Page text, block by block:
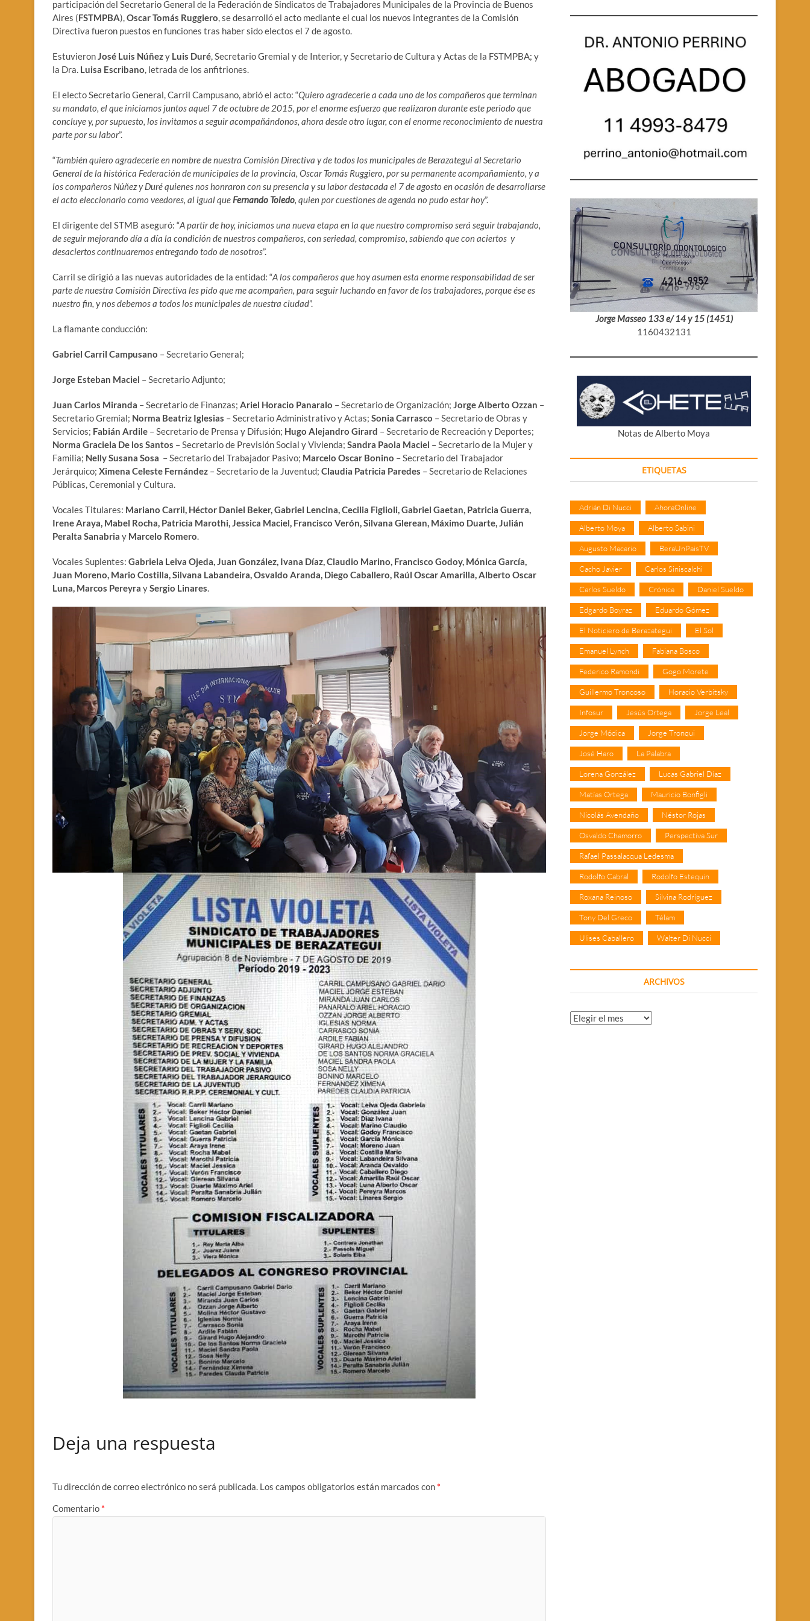
participación del Secretario General de la Federación de Sindicatos de Trabajadores Municipales de la Provincia de Buenos
Aires (FSTMPBA),Oscar Tomás Ruggiero, se desarrolló el acto mediante el cual los nuevos integrantes de la Comisión
Directiva fueron puestos en funciones tras haber sido electos el 7 de agosto.
EstuvieronJosé Luis Núñezy Luis Duré, Secretario Gremial y de Interior, y Secretario de Cultura y Actas de la FSTMPBA; y
la Dra. Luisa Escribano, letrada de los anfitriones.
El electo Secretario General, Carril Campusano, abrió el acto: “Quiero agradecerle a cada uno de los compañeros que terminan
su mandato, el que iniciamos juntos aquel 7 de octubre de 2015, por el enorme esfuerzo que realizaron durante este periodo que
concluye y, por supuesto, los invitamos a seguir acompañándonos, ahora desde otro lugar, con el enorme reconocimiento de nuestra
parte por su labor”.
“También quiero agradecerle en nombre de nuestra Comisión Directiva y de todos los municipales de Berazategui al Secretario
General de la histórica Federación de municipales de la provincia, Oscar Tomás Ruggiero, por su permanente acompañamiento, y a
los compañeros Núñez y Duré quienes nos honraron con su presencia y su labor destacada el 7 de agosto en ocasión de desarrollarse
el acto eleccionario como veedores, al igual queFernando Toledo, quien por cuestiones de agenda no pudo estar hoy”.
El dirigente del STMB aseguró: “A partir de hoy, iniciamos una nueva etapa en la que nuestro compromiso será seguir trabajando,
de seguir mejorando día a día la condición de nuestros compañeros, con seriedad, compromiso, sabiendo que con aciertos y
desaciertos continuaremos entregando todo de nosotros”.
Carril se dirigió a las nuevas autoridades de la entidad: “A los compañeros que hoy asumen esta enorme responsabilidad de ser
parte de nuestra Comisión Directiva les pido que me acompañen, para seguir luchando en favor de los trabajadores, porque ése es
nuestro fin, y nos debemos a todos los municipales de nuestra ciudad”.
La flamante conducción:
Gabriel Carril Campusano – Secretario General;
Jorge Esteban Maciel – Secretario Adjunto;
Juan Carlos Miranda – Secretario de Finanzas; Ariel Horacio Panaralo – Secretario de Organización; Jorge Alberto Ozzan –
Secretario Gremial; Norma Beatriz Iglesias – Secretario Administrativo y Actas; Sonia Carrasco – Secretario de Obras y
Servicios; Fabián Ardile – Secretario de Prensa y Difusión; Hugo Alejandro Girard – Secretario de Recreación y Deportes;
Norma Graciela De los Santos – Secretario de Previsión Social y Vivienda; Sandra Paola Maciel – Secretario de la Mujer y
Familia; Nelly Susana Sosa – Secretario del Trabajador Pasivo; Marcelo Oscar Bonino – Secretario del Trabajador
Jerárquico; Ximena Celeste Fernández – Secretario de la Juventud; Claudia Patricia Paredes – Secretario de Relaciones
Públicas, Ceremonial y Cultura.
Vocales Titulares: Mariano Carril, Héctor Daniel Beker, Gabriel Lencina, Cecilia Figlioli, Gabriel Gaetan, Patricia Guerra,
Irene Araya, Mabel Rocha, Patricia Marothi, Jessica Maciel, Francisco Verón, Silvana Glerean, Máximo Duarte, Julián
Peralta Sanabria y Marcelo Romero.
Vocales Suplentes: Gabriela Leiva Ojeda, Juan González, Ivana Díaz, Claudio Marino, Francisco Godoy, Mónica García,
Juan Moreno, Mario Costilla, Silvana Labandeira, Osvaldo Aranda, Diego Caballero, Raúl Oscar Amarilla, Alberto Oscar
Luna, Marcos Pereyra ySergio Linares.
Deja una respuesta
Tu dirección de correo electrónico no será publicada. Los campos obligatorios están marcados con *
Comentario *
Jorge Masseo 133 e/ 14 y 15 (1451)
1160432131
Notas de Alberto Moya
ETIQUETAS
Adrián Di Nucci AhoraOnline
Alberto Moya Alberto Sabini
Augusto Macario BeraUnPaisTV
Cacho Javier Carlos Siniscalchi
Carlos Sueldo Crónica Daniel Sueldo
Edgardo Boyraz Eduardo Gómez
El Noticiero de Berazategui El Sol
Emanuel Lynch Fabiana Bosco
Federico Ramondi Gogo Morete
Guillermo Troncoso Horacio Verbitsky
Infosur Jesús Ortega Jorge Leal
Jorge Módica Jorge Tronqui
José Haro La Palabra
Lorena González Lucas Gabriel Díaz
Matías Ortega Mauricio Bonfigli
Nicolás Avendaño Néstor Rojas
Osvaldo Chamorro Perspectiva Sur
Rafael Passalacqua Ledesma
Rodolfo Cabral Rodolfo Estequin
Roxana Reinoso Silvina Rodríguez
Tony Del Greco Télam
Ulises Caballero Walter Di Nucci
ARCHIVOS
Archivos